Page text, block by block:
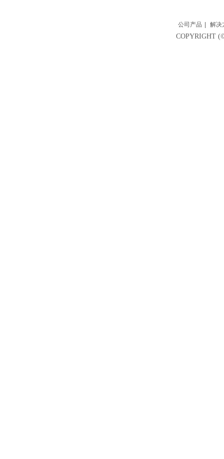
公司产品 解决
COPYRIGHT